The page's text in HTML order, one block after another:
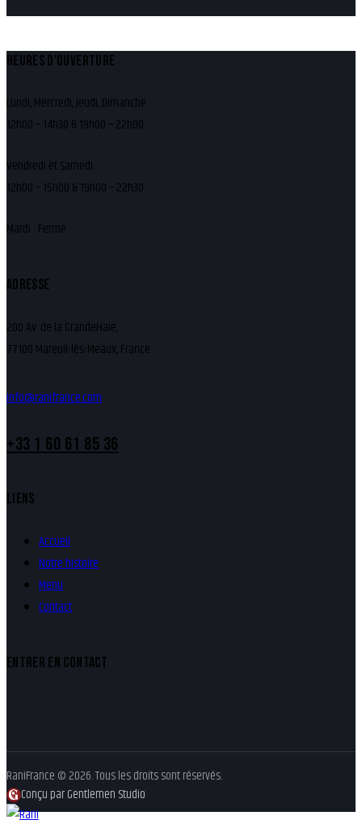
HEURES D'OUVERTURE
Lundi, Mercredi, Jeudi, Dimanche
12h00 – 14h30 & 19h00 – 22h00
Vendredi et Samedi :
12h00 – 15h00 & 19h00 – 22h30
Mardi : Fermé
ADRESSE
200 Av. de la GrandeHaie,
77100 Mareuil-lès-Meaux, France
info@ranifrance.com
+33 1 60 61 85 36
LIENS
Accueil
Notre histoire
Menu
Contact
ENTRER EN CONTACT
RaniFrance © 2026. Tous les droits sont réservés.
Conçu par Gentlemen Studio